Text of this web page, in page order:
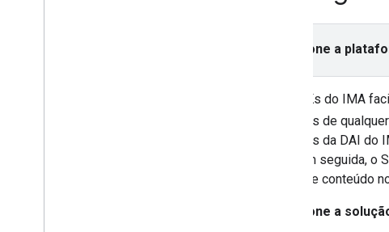
Selecione a
Os SDKs do IMA
anúncios de
os SDKs da DAI
vivo. Em seguida,
vídeo de conteúdo
Selecione a